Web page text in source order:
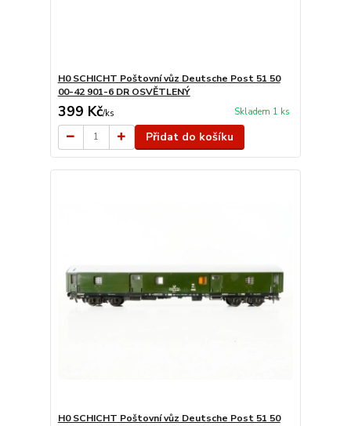
H0 SCHICHT Poštovní vůz Deutsche Post 51 50
00-42 901-6 DR OSVĚTLENÝ
399 Kč/ks Skladem 1 ks
Přidat do košíku
H0 SCHICHT Poštovní vůz Deutsche Post 51 50